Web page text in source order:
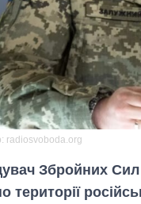
radiosvoboda.org
Збройних Сил
території